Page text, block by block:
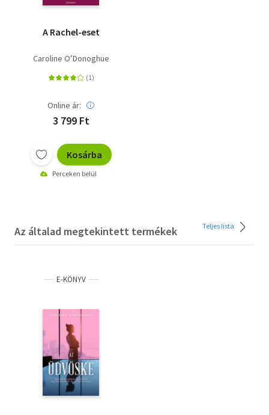
A Rachel-eset
Caroline O’Donoghue
Online ár:
3 799 Ft
Kosárba
Perceken belül
Az általad megtekintett termékek Teljes lista
E-KÖNYV